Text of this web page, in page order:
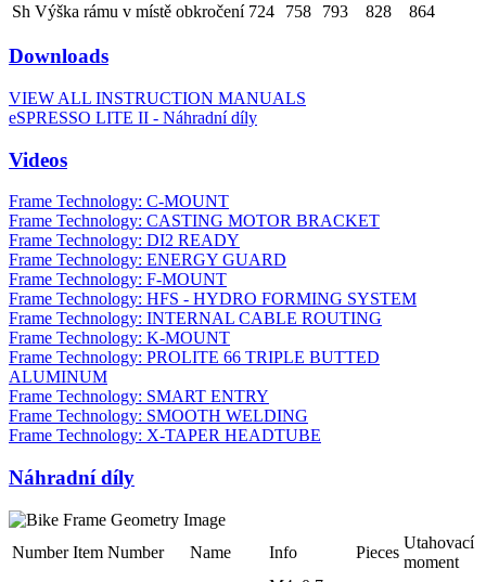
Sh Výška rámu v místě obkročení 724 758 793 828 864
Downloads
VIEW ALL INSTRUCTION MANUALS
eSPRESSO LITE II - Náhradní díly
Videos
Frame Technology: C-MOUNT
Frame Technology: CASTING MOTOR BRACKET
Frame Technology: DI2 READY
Frame Technology: ENERGY GUARD
Frame Technology: F-MOUNT
Frame Technology: HFS - HYDRO FORMING SYSTEM
Frame Technology: INTERNAL CABLE ROUTING
Frame Technology: K-MOUNT
Frame Technology: PROLITE 66 TRIPLE BUTTED
ALUMINUM
Frame Technology: SMART ENTRY
Frame Technology: SMOOTH WELDING
Frame Technology: X-TAPER HEADTUBE
Náhradní díly
Number Item Number Name Info Pieces
Utahovací
moment